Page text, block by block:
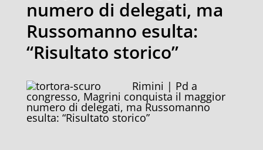
numero di delegati, ma
Russomanno esulta:
“Risultato storico”
Rimini | Pd a
congresso, Magrini conquista il maggior
numero di delegati, ma Russomanno
esulta: “Risultato storico”